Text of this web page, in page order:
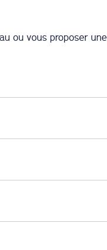
ou vous proposer